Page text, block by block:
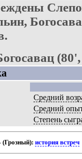
Средний
Средний
Степень
(Грозный):история встреч